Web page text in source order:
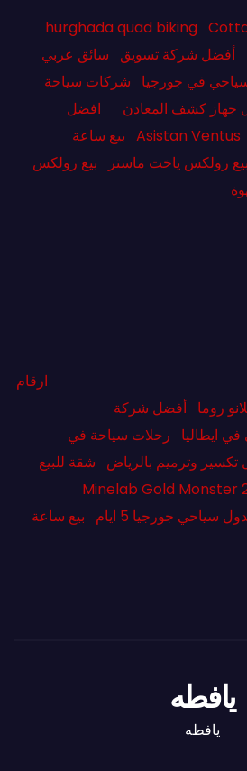
hurghada quad biking
أفضل شركة تسويق
سائق عربي
في جورجيا
شركات سياحة
جهاز كشف المعادن
افضل
Asistan Ventus بيع ساعة
بيع رولكس ياخت ماستر
بيع رولكس
ارقام
روما أفضل شركة
ايطاليا
رحلات سياحة في
تكسير وترميم بالرياض
شقة للبيع
Minelab Gold Monster
سياحي جورجيا 5 ايام
بيع ساعة
يافطه
يافطه